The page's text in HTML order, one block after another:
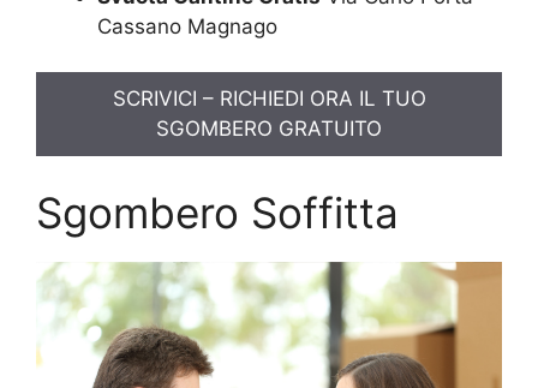
Cassano Magnago
SCRIVICI – RICHIEDI ORA IL TUO
SGOMBERO GRATUITO
Sgombero Soffitta